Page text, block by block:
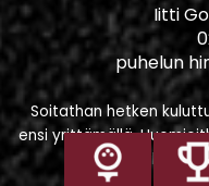
Iitti
puhelun
Soitathan hetken
ensi yrittämällä.